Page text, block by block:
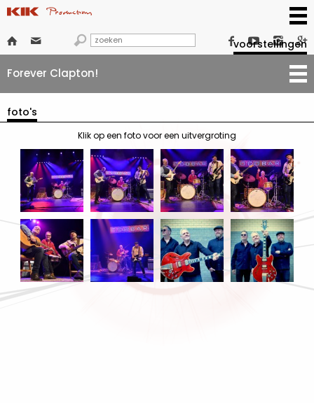
      
voorstellingen
Forever Clapton!
foto's
Klik op een foto voor een uitvergroting